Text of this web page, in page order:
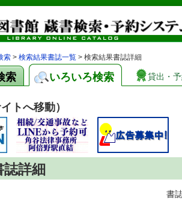
索 > 検索結果書誌一覧 > 検索結果書誌詳細
索 いろいろ検索 貸出・
トへ移動）
詳細
書